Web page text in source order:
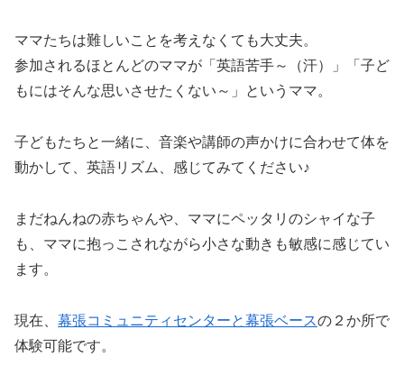
ママたちは難しいことを考えなくても大丈夫。
参加されるほとんどのママが「英語苦手～（汗）」「子ど
もにはそんな思いさせたくない～」というママ。
子どもたちと一緒に、音楽や講師の声かけに合わせて体を
動かして、英語リズム、感じてみてください♪
まだねんねの赤ちゃんや、ママにペッタリのシャイな子
も、ママに抱っこされながら小さな動きも敏感に感じてい
ます。
現在、 幕張コミュニティセンターと幕張ベースの２か所で
体験可能です。